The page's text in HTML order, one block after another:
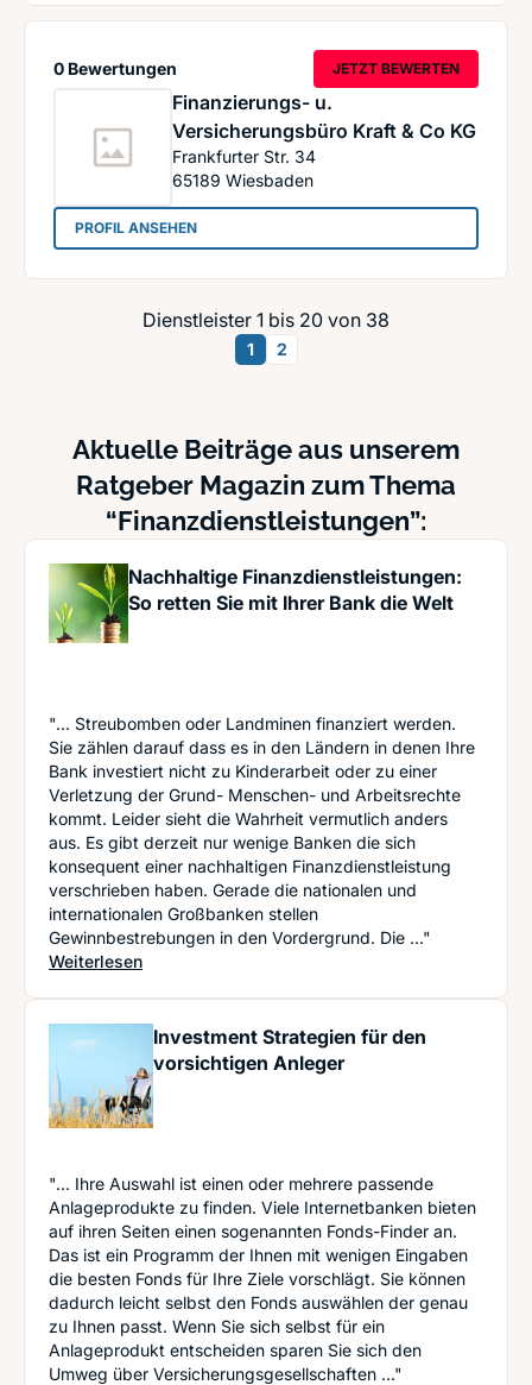
Finanzierungs- u.
Versicherungsbüro Kraft & Co KG
Frankfurter Str. 34
65189 Wiesbaden
0 Bewertungen JETZT BEWERTEN
PROFIL ANSEHEN: Finanzierungs- u. Versicherungsbüro Kraft &
Dienstleister 1 bis 20 von 38
1 2
Aktuelle Beiträge aus unserem
Ratgeber Magazin zum Thema
“Finanzdienstleistungen”:
Nachhaltige Finanzdienstleistungen:
So retten Sie mit Ihrer Bank die Welt
"... Streubomben oder Landminen finanziert werden.
Sie zählen darauf dass es in den Ländern in denen Ihre
Bank investiert nicht zu Kinderarbeit oder zu einer
Verletzung der Grund- Menschen- und Arbeitsrechte
kommt. Leider sieht die Wahrheit vermutlich anders
aus. Es gibt derzeit nur wenige Banken die sich
konsequent einer nachhaltigen Finanzdienstleistung
verschrieben haben. Gerade die nationalen und
internationalen Großbanken stellen
Gewinnbestrebungen in den Vordergrund. Die ..."
Weiterlesen: Nachhaltige Finanzdienstleistungen: So retten
Investment Strategien für den
vorsichtigen Anleger
"... Ihre Auswahl ist einen oder mehrere passende
Anlageprodukte zu finden. Viele Internetbanken bieten
auf ihren Seiten einen sogenannten Fonds-Finder an.
Das ist ein Programm der Ihnen mit wenigen Eingaben
die besten Fonds für Ihre Ziele vorschlägt. Sie können
dadurch leicht selbst den Fonds auswählen der genau
zu Ihnen passt. Wenn Sie sich selbst für ein
Anlageprodukt entscheiden sparen Sie sich den
Umweg über Versicherungsgesellschaften ..."